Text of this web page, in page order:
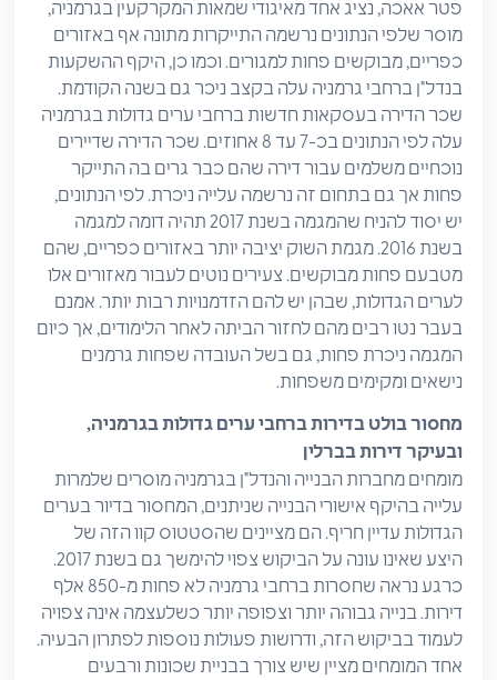
פטר אאכה, נציג אחד מאיגודי שמאות המקרקעין בגרמניה,
מוסר שלפי הנתונים נרשמה התייקרות מתונה אף באזורים
כפריים, מבוקשים פחות למגורים. וכמו כן, היקף ההשקעות
בנדל"ן ברחבי גרמניה עלה בקצב ניכר גם בשנה הקודמת.
שכר הדירה בעסקאות חדשות ברחבי ערים גדולות בגרמניה
עלה לפי הנתונים בכ-7 עד 8 אחוזים. שכר הדירה שדיירים
נוכחיים משלמים עבור דירה שהם כבר גרים בה התייקר
פחות אך גם בתחום זה נרשמה עלייה ניכרת. לפי הנתונים,
יש יסוד להניח שהמגמה בשנת 2017 תהיה דומה למגמה
בשנת 2016. מגמת השוק יציבה יותר באזורים כפריים, שהם
מטבעם פחות מבוקשים. צעירים נוטים לעבור מאזורים אלו
לערים הגדולות, שבהן יש להם הזדמנויות רבות יותר. אמנם
בעבר נטו רבים מהם לחזור הביתה לאחר הלימודים, אך כיום
המגמה ניכרת פחות, גם בשל העובדה שפחות גרמנים
נישאים ומקימים משפחות.
מחסור בולט בדירות ברחבי ערים גדולות בגרמניה,
ובעיקר דירות בברלין
מומחים מחברות הבנייה והנדל"ן בגרמניה מוסרים שלמרות
עלייה בהיקף אישורי הבנייה שניתנים, המחסור בדיור בערים
הגדולות עדיין חריף. הם מציינים שהסטטוס קוו הזה של
היצע שאינו עונה על הביקוש צפוי להימשך גם בשנת 2017.
כרגע נראה שחסרות ברחבי גרמניה לא פחות מ-850 אלף
דירות. בנייה גבוהה יותר וצפופה יותר כשלעצמה אינה צפויה
לעמוד בביקוש הזה, ודרושות פעולות נוספות לפתרון הבעיה.
אחד המומחים מציין שיש צורך בבניית שכונות ורבעים